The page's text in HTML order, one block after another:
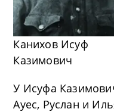
Канихов Исуф
Казимович
У Исуфа
Ауес, Руслан и